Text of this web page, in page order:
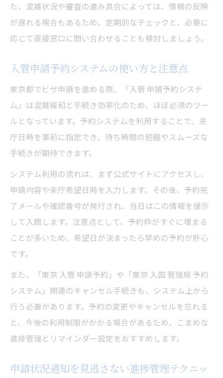
た、混雑状況や審査の進み具合によっては、情報の反映
が遅れる場合もあるため、定期的なチェックと、必要に
応じて直接窓口に問い合わせることも検討しましょう。
入管申請予約システムの使い方と注意点
東京都でビザ申請を進める際、「入管 申請予約システ
ム」は混雑緩和と手続き効率化のため、ほぼ必須のツー
ルとなっています。予約システムを利用することで、来
庁日時を事前に指定でき、待ち時間の短縮やスムーズな
手続きが期待できます。
システム利用の流れは、まず公式サイトにアクセスし、
申請内容や来庁希望日時を入力します。その後、予約完
了メールや確認番号が発行され、当日はこの情報を提示
して入館します。注意点として、予約枠がすぐに埋まる
ことが多いため、希望日が決まったら早めの予約が肝心
です。
また、「東京 入管 申請予約」や「東京 入国 管理局 予約
システム」関連のキャンセル手続きも、システム上から
行う必要があります。予約の変更やキャンセルを忘れる
と、今後の利用制限がかかる場合があるため、こまめな
進捗管理とリマインダー設定をおすすめします。
申請状況通知を見逃さない進捗管理テクニッ